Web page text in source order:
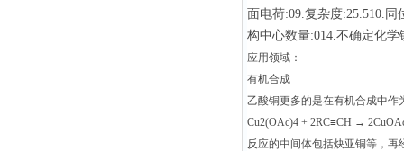
面电荷:09.复杂度:25.510.
构中心数量:014.不确定化
应用领域：
有机合成
乙酸铜更多的是在有机合成中作
Cu2(OAc)4 + 2RC≡CH →
反应的中间体包括炔亚铜等，